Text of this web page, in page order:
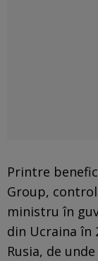
Printre
Group,
ministru în
din Ucraina în
Rusia, de